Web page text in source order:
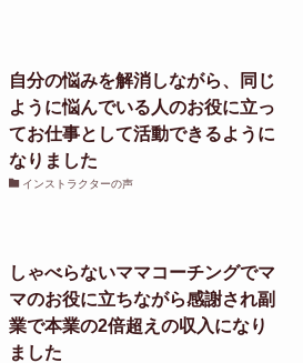
自分の悩みを解消しながら、同じ
ように悩んでいる人のお役に立っ
てお仕事として活動できるように
なりました
インストラクターの声
しゃべらないママコーチングでマ
マのお役に立ちながら感謝され副
業で本業の2倍超えの収入になり
ました